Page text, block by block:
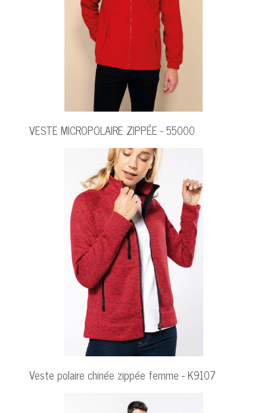
VESTE MICROPOLAIRE ZIPPÉE - 55000
Veste polaire chinée zippée femme - K9107